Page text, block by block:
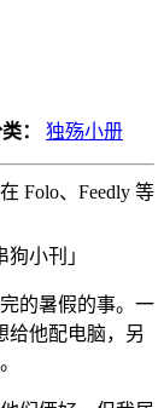
： 独殇小册
在 Folo、Feedly 等
的暑假的事。一
给他配电脑，另